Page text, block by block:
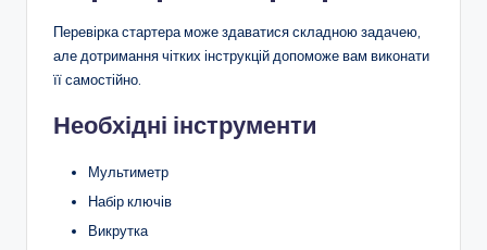
Перевірка стартера може здаватися складною задачею,
але дотримання чітких інструкцій допоможе вам виконати
її самостійно.
Необхідні інструменти
Мультиметр
Набір ключів
Викрутка